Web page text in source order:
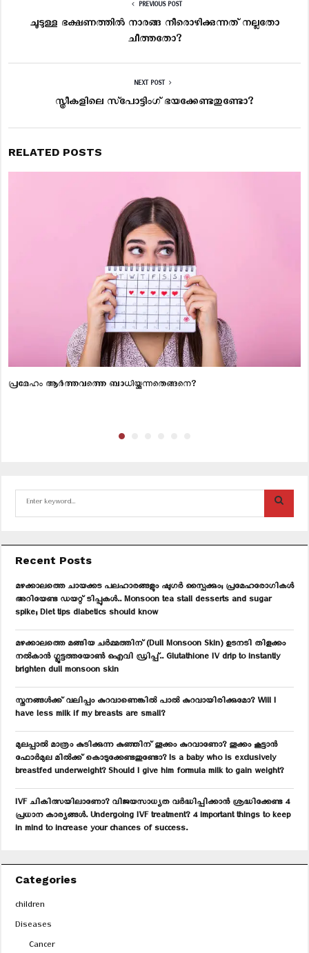
PREVIOUS POST
ചൂടുള്ള ഭക്ഷണത്തില്‍ നാരങ്ങ നീരൊഴിക്കുന്നത് നല്ലതോ
ചീത്തതോ?
NEXT POST
സ്ത്രീകളിലെ സ്‌പോട്ടിംഗ് ഭയക്കേണ്ടതുണ്ടോ?
RELATED POSTS
പ്രമേഹം ആര്‍ത്തവത്തെ ബാധിയ്ക്കുന്നതെങ്ങനെ?
c
f
o
r
:
A
C
Recent Posts
മഴക്കാലത്തെ ചായക്കട പലഹാരങ്ങളും ഷുഗർ സ്പൈക്കും; പ്രമേഹരോഗികൾ
അറിയേണ്ട ഡയറ്റ് ടിപ്പുകൾ.. Monsoon tea stall desserts and sugar
spike; Diet tips diabetics should know
മഴക്കാലത്തെ മങ്ങിയ ചർമ്മത്തിന് (Dull Monsoon Skin) ഉടനടി തിളക്കം
നൽകാൻ ഗ്ലൂട്ടത്തയോൺ ഐവി ഡ്രിപ്പ്.. Glutathione IV drip to instantly
brighten dull monsoon skin
സ്തനങ്ങൾക്ക് വലിപ്പം കുറവാണെങ്കിൽ പാൽ കുറവായിരിക്കുമോ? Will I
have less milk if my breasts are small?
മുലപ്പാൽ മാത്രം കുടിക്കുന്ന കുഞ്ഞിന് തൂക്കം കുറവാണോ? തൂക്കം കൂട്ടാൻ
ഫോർമുല മിൽക്ക് കൊടുക്കേണ്ടതുണ്ടോ? Is a baby who is exclusively
breastfed underweight? Should I give him formula milk to gain weight?
IVF ചികിത്സയിലാണോ? വിജയസാധ്യത വർദ്ധിപ്പിക്കാൻ ശ്രദ്ധിക്കേണ്ട 4
പ്രധാന കാര്യങ്ങൾ. Undergoing IVF treatment? 4 important things to keep
in mind to increase your chances of success.
Categories
children
Diseases
Cancer